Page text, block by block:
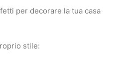
per decorare la tua casa
stile: